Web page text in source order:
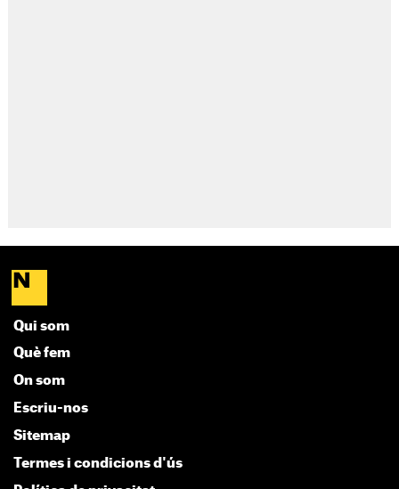
Qui som
Què fem
On som
Escriu-nos
Sitemap
Termes i condicions d'ús